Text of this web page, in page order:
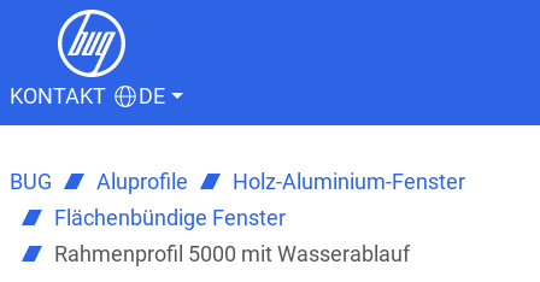
KONTAKT DE
BUG Aluprofile
Holz-Aluminium-Fenster
Flächenbündige Fenster
Rahmenprofil 5000 mit Wasserablauf